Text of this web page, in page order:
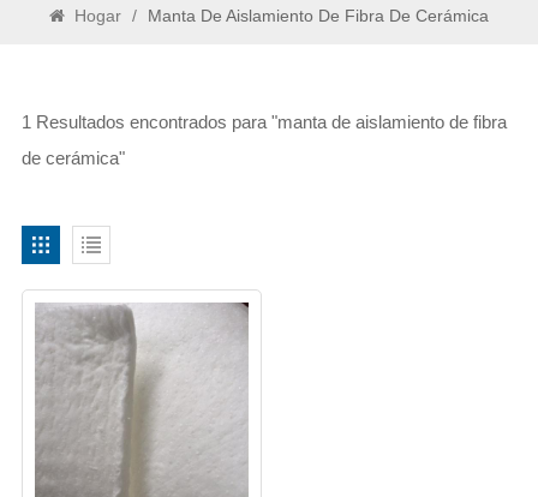
Hogar / Manta De Aislamiento De Fibra De Cerámica
1 Resultados encontrados para "manta de aislamiento de fibra
de cerámica"